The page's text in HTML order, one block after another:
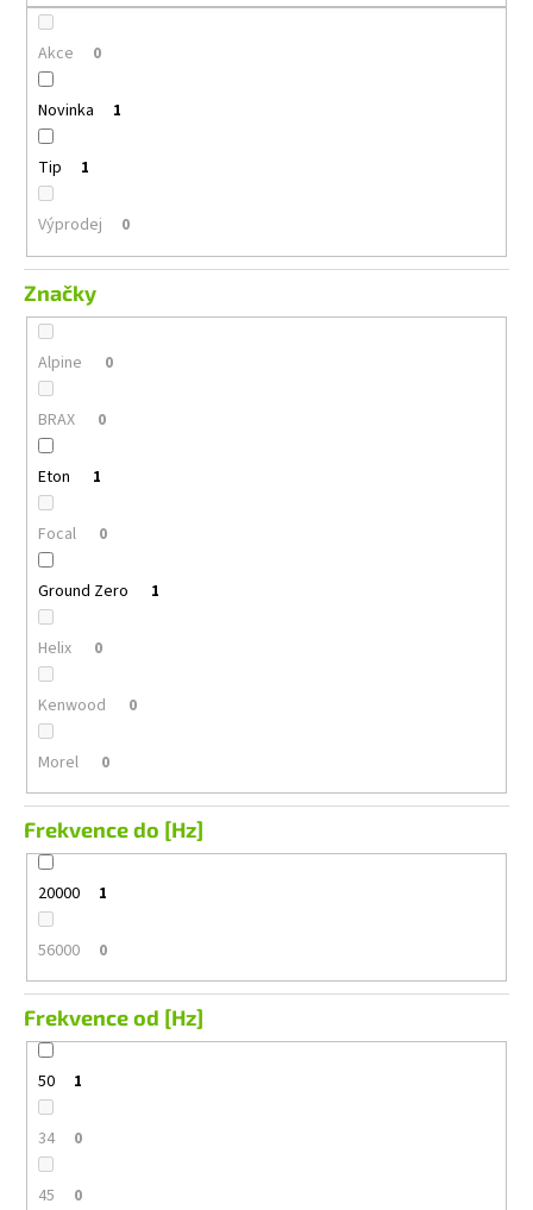
Akce 0
Novinka 1
Tip 1
Výprodej 0
Značky
Alpine 0
BRAX 0
Eton 1
Focal 0
Ground Zero 1
Helix 0
Kenwood 0
Morel 0
Frekvence do [Hz]
20000 1
56000 0
Frekvence od [Hz]
50 1
34 0
45 0
m
GROUND
ZERO
3.250
SPL
12
990
Kč